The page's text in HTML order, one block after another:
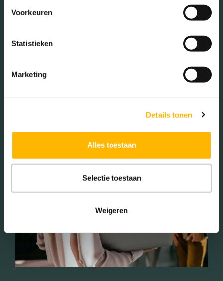
Voorkeuren
Statistieken
Marketing
Details tonen
Alles toestaan
Selectie toestaan
Weigeren
droomwoning.